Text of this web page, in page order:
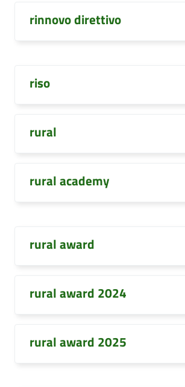
rinnovo direttivo
riso
rural
rural academy
rural award
rural award 2024
rural award 2025